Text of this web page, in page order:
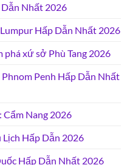
Dẫn Nhất 2026
Hấp Dẫn Nhất 2026
xứ sở Phù Tang 2026
Penh Hấp Dẫn Nhất
Cẩm Nang 2026
Lịch Hấp Dẫn 2026
Hấp Dẫn Nhất 2026